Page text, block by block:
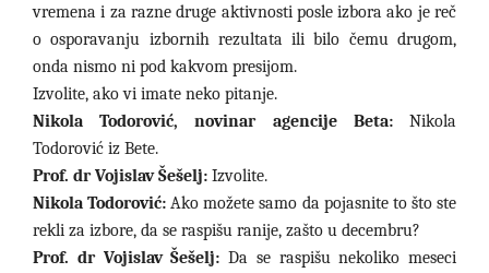
vremena i za razne druge aktivnosti posle izbora ako je reč
o osporavanju izbornih rezultata ili bilo čemu drugom,
onda nismo ni pod kakvom presijom.
Izvolite, ako vi imate neko pitanje.
Nikola Todorović, novinar agencije Beta: Nikola
Todorović iz Bete.
Prof. dr Vojislav Šešelj: Izvolite.
Nikola Todorović:Ako možete samo da pojasnite to što ste
rekli za izbore, da se raspišu ranije, zašto u decembru?
Prof. dr Vojislav Šešelj: Da se raspišu nekoliko meseci